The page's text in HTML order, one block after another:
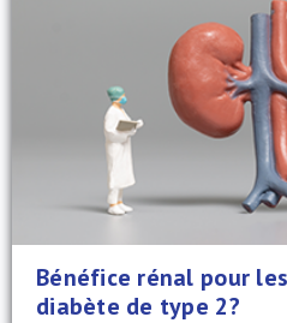
Bénéfice rénal pour
diabète de type 2?